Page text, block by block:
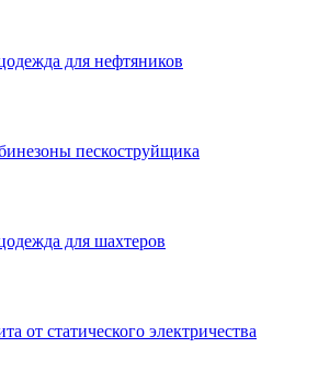
для нефтяников
пескоструйщика
для шахтеров
от статического электричества